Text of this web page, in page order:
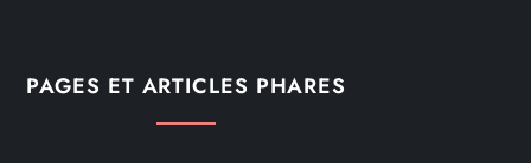
PAGES ET ARTICLES PHARES